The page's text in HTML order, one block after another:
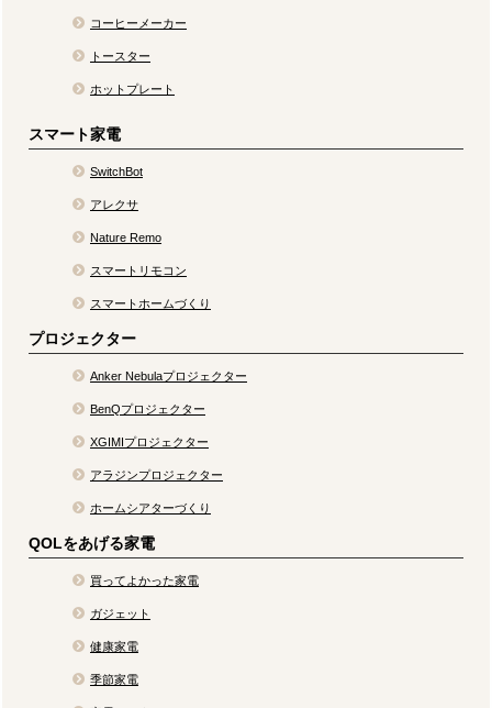
コーヒーメーカー
トースター
ホットプレート
スマート家電
SwitchBot
アレクサ
Nature Remo
スマートリモコン
スマートホームづくり
プロジェクター
Anker Nebulaプロジェクター
BenQプロジェクター
XGIMIプロジェクター
アラジンプロジェクター
ホームシアターづくり
QOLをあげる家電
買ってよかった家電
ガジェット
健康家電
季節家電